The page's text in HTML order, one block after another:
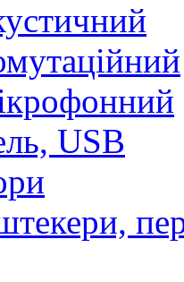
USB